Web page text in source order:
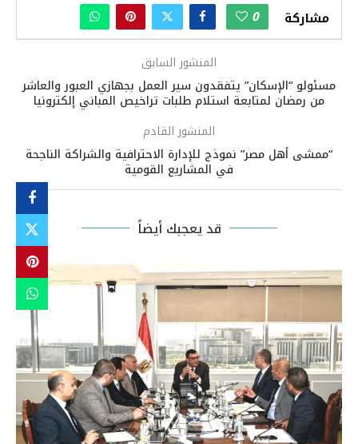
مشاركة 0
المنشور السابق
مسئولو “الإسكان” يتفقدون سير العمل بجهازي العبور والعاشر
من رمضان لمتابعة استلام طلبات تراخيص المباني إلكترونيا
المنشور القادم
“ممشى أهل مصر” نموذج للإدارة الاحترافية والشراكة الناجحة
في المشاريع القومية
قد يعجبك أيضاً